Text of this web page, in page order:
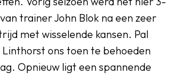
trainer John Blok na een zeer
met wisselende kansen. Pal
ons toen te behoeden
Opnieuw ligt een spannende